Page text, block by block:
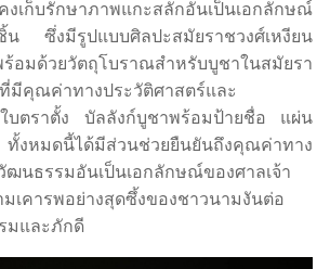
งเก็บรักษาภาพแกะสลักอันเป็นเอกลักษณ์
น ซึ่งมีรูปแบบศิลปะสมัยราชวงศ์เหงียน
อมด้วยวัตถุโบราณสำหรับบูชาในสมัยรา
ที่มีคุณค่าทางประวัติศาสตร์และ
ตราตั้ง บัลลังก์บูชาพร้อมป้ายชื่อ แผ่น
นี้ได้มีส่วนช่วยยืนยันถึงคุณค่าทาง
ฒนธรรมอันเป็นเอกลักษณ์ของศาลเจ้า
มเคารพอย่างสุดซึ้งของชาวนามงันต่อ
มและภักดี